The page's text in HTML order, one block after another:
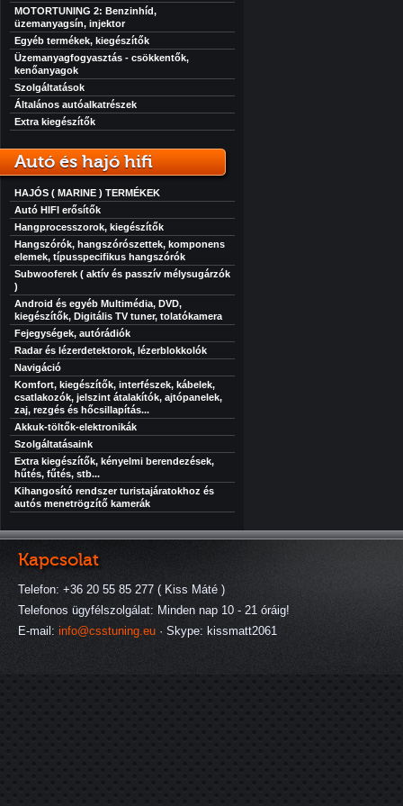
MOTORTUNING 2: Benzinhíd,
üzemanyagsín, injektor
Egyéb termékek, kiegészítők
Üzemanyagfogyasztás - csökkentők,
kenőanyagok
Szolgáltatások
Általános autóalkatrészek
Extra kiegészítők
Autó és hajó hifi
HAJÓS ( MARINE ) TERMÉKEK
Autó HIFI erősítők
Hangprocesszorok, kiegészítők
Hangszórók, hangszórószettek, komponens
elemek, típusspecifikus hangszórók
Subwooferek ( aktív és passzív mélysugárzók
)
Android és egyéb Multimédia, DVD,
kiegészítők, Digitális TV tuner, tolatókamera
Fejegységek, autórádiók
Radar és lézerdetektorok, lézerblokkolók
Navigáció
Komfort, kiegészítők, interfészek, kábelek,
csatlakozók, jelszint átalakítók, ajtópanelek,
zaj, rezgés és hőcsillapítás...
Akkuk-töltők-elektronikák
Szolgáltatásaink
Extra kiegészítők, kényelmi berendezések,
hűtés, fűtés, stb...
Kihangosító rendszer turistajáratokhoz és
autós menetrögzítő kamerák
Kapcsolat
Telefon: +36 20 55 85 277 ( Kiss Máté )
Telefonos ügyfélszolgálat: Minden nap 10 - 21 óráig!
E-mail: info@csstuning.eu · Skype: kissmatt2061